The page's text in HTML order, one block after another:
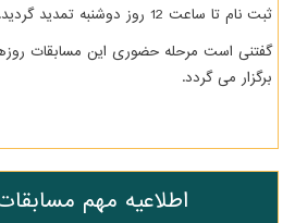
ثبت نام تا ساعت 12 روز دوشنبه تمدید گردید.
برگزار می گردد.
اطلاعیه مهم